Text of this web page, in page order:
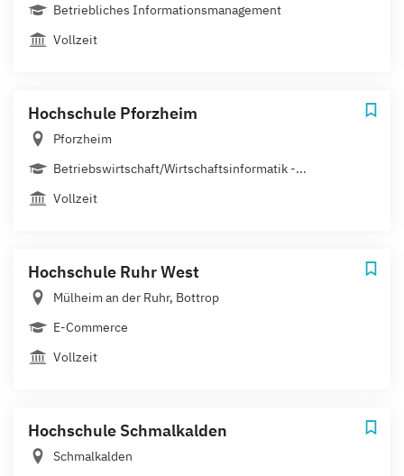
Betriebliches Informationsmanagement
Vollzeit
Hochschule Pforzheim
Pforzheim
Betriebswirtschaft/Wirtschaftsinformatik -...
Vollzeit
Hochschule Ruhr West
Mülheim an der Ruhr, Bottrop
E-Commerce
Vollzeit
Hochschule Schmalkalden
Schmalkalden